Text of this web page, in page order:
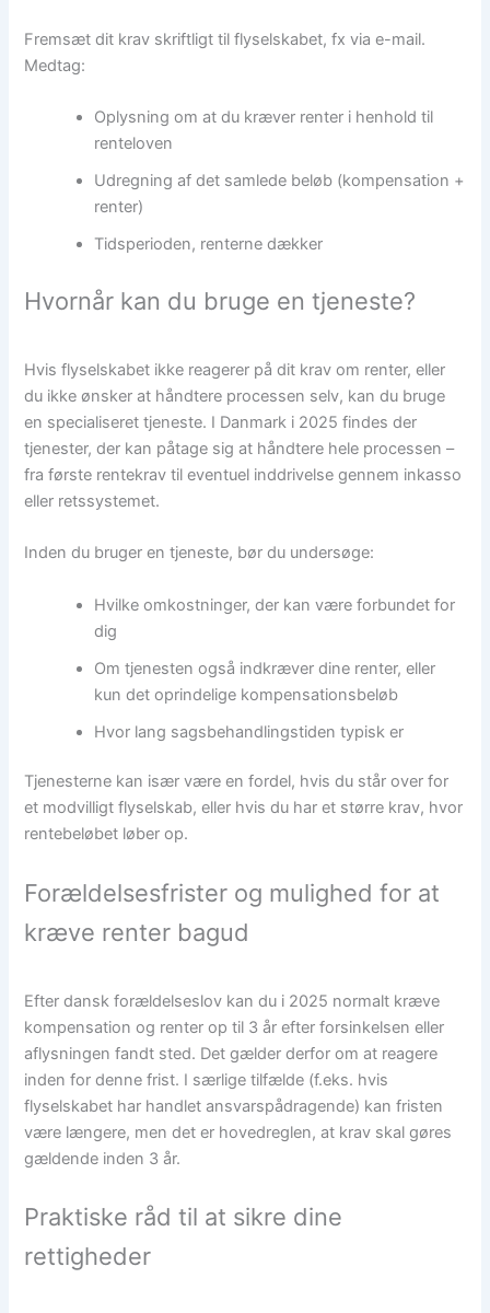
Fremsæt dit krav skriftligt til flyselskabet, fx via e-mail.
Medtag:
Oplysning om at du kræver renter i henhold til
renteloven
Udregning af det samlede beløb (kompensation +
renter)
Tidsperioden, renterne dækker
Hvornår kan du bruge en tjeneste?
Hvis flyselskabet ikke reagerer på dit krav om renter, eller
du ikke ønsker at håndtere processen selv, kan du bruge
en specialiseret tjeneste. I Danmark i 2025 findes der
tjenester, der kan påtage sig at håndtere hele processen –
fra første rentekrav til eventuel inddrivelse gennem inkasso
eller retssystemet.
Inden du bruger en tjeneste, bør du undersøge:
Hvilke omkostninger, der kan være forbundet for
dig
Om tjenesten også indkræver dine renter, eller
kun det oprindelige kompensationsbeløb
Hvor lang sagsbehandlingstiden typisk er
Tjenesterne kan især være en fordel, hvis du står over for
et modvilligt flyselskab, eller hvis du har et større krav, hvor
rentebeløbet løber op.
Forældelsesfrister og mulighed for at
kræve renter bagud
Efter dansk forældelseslov kan du i 2025 normalt kræve
kompensation og renter op til 3 år efter forsinkelsen eller
aflysningen fandt sted. Det gælder derfor om at reagere
inden for denne frist. I særlige tilfælde (f.eks. hvis
flyselskabet har handlet ansvarspådragende) kan fristen
være længere, men det er hovedreglen, at krav skal gøres
gældende inden 3 år.
Praktiske råd til at sikre dine
rettigheder